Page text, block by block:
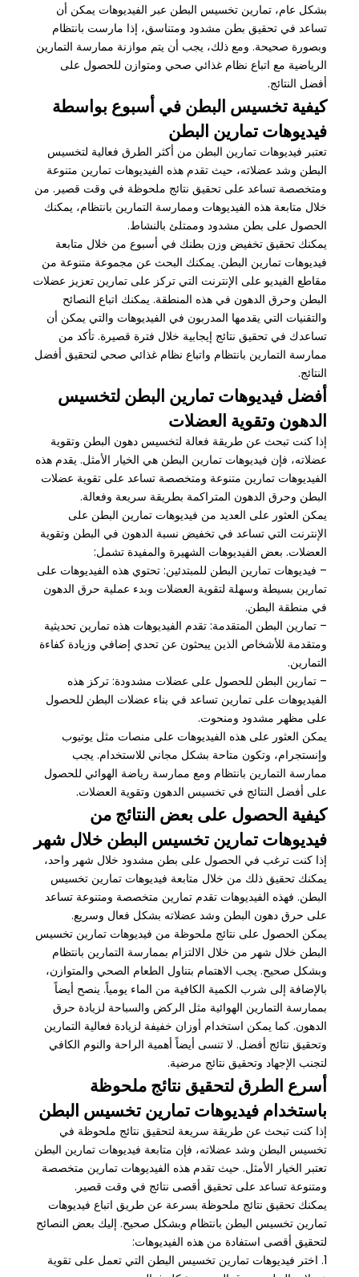
بشكل عام، تمارين تخسيس البطن عبر الفيديوهات يمكن أن
تساعد في تحقيق بطن مشدود ومتناسق، إذا مارست بانتظام
وبصورة صحيحة. ومع ذلك، يجب أن يتم موازنة ممارسة التمارين
الرياضية مع اتباع نظام غذائي صحي ومتوازن للحصول على
أفضل النتائج.
كيفية تخسيس البطن في أسبوع بواسطة
فيديوهات تمارين البطن
تعتبر فيديوهات تمارين البطن من أكثر الطرق فعالية لتخسيس
البطن وشد عضلاته، حيث تقدم هذه الفيديوهات تمارين متنوعة
ومتخصصة تساعد على تحقيق نتائج ملحوظة في وقت قصير. من
خلال متابعة هذه الفيديوهات وممارسة التمارين بانتظام، يمكنك
الحصول على بطن مشدود وممتلئ بالنشاط.
يمكنك تحقيق تخفيض وزن بطنك في أسبوع من خلال متابعة
فيديوهات تمارين البطن. يمكنك البحث عن مجموعة متنوعة من
مقاطع الفيديو على الإنترنت التي تركز على تمارين تعزيز عضلات
البطن وحرق الدهون في هذه المنطقة. يمكنك اتباع النصائح
والتقنيات التي يقدمها المدربون في الفيديوهات والتي يمكن أن
تساعدك في تحقيق نتائج إيجابية خلال فترة قصيرة. تأكد من
ممارسة التمارين بانتظام واتباع نظام غذائي صحي لتحقيق أفضل
النتائج.
أفضل فيديوهات تمارين البطن لتخسيس
الدهون وتقوية العضلات
إذا كنت تبحث عن طريقة فعالة لتخسيس دهون البطن وتقوية
عضلاته، فإن فيديوهات تمارين البطن هي الخيار الأمثل. يقدم هذه
الفيديوهات تمارين متنوعة ومتخصصة تساعد على تقوية عضلات
البطن وحرق الدهون المتراكمة بطريقة سريعة وفعالة.
يمكن العثور على العديد من فيديوهات تمارين البطن على
الإنترنت التي تساعد في تخفيض نسبة الدهون في البطن وتقوية
العضلات. بعض الفيديوهات الشهيرة والمفيدة تشمل:
– فيديوهات تمارين البطن للمبتدئين: تحتوي هذه الفيديوهات على
تمارين بسيطة وسهلة لتقوية العضلات وبدء عملية حرق الدهون
في منطقة البطن.
– تمارين البطن المتقدمة: تقدم الفيديوهات هذه تمارين تحديثية
ومتقدمة للأشخاص الذين يبحثون عن تحدي إضافي وزيادة كفاءة
التمارين.
– تمارين البطن للحصول على عضلات مشدودة: تركز هذه
الفيديوهات على تمارين تساعد في بناء عضلات البطن للحصول
على مظهر مشدود ومنحوت.
يمكن العثور على هذه الفيديوهات على منصات مثل يوتيوب
وإنستجرام، وتكون متاحة بشكل مجاني للاستخدام. يجب
ممارسة التمارين بانتظام ومع ممارسة رياضة الهوائي للحصول
على أفضل النتائج في تخسيس الدهون وتقوية العضلات.
كيفية الحصول على بعض النتائج من
فيديوهات تمارين تخسيس البطن خلال شهر
إذا كنت ترغب في الحصول على بطن مشدود خلال شهر واحد،
يمكنك تحقيق ذلك من خلال متابعة فيديوهات تمارين تخسيس
البطن. فهذه الفيديوهات تقدم تمارين متخصصة ومتنوعة تساعد
على حرق دهون البطن وشد عضلاته بشكل فعال وسريع.
يمكن الحصول على نتائج ملحوظة من فيديوهات تمارين تخسيس
البطن خلال شهر من خلال الالتزام بممارسة التمارين بانتظام
وبشكل صحيح. يجب الاهتمام بتناول الطعام الصحي والمتوازن،
بالإضافة إلى شرب الكمية الكافية من الماء يومياً. ينصح أيضاً
بممارسة التمارين الهوائية مثل الركض والسباحة لزيادة حرق
الدهون. كما يمكن استخدام أوزان خفيفة لزيادة فعالية التمارين
وتحقيق نتائج أفضل. لا تنسى أيضاً أهمية الراحة والنوم الكافي
لتجنب الإجهاد وتحقيق نتائج مرضية.
أسرع الطرق لتحقيق نتائج ملحوظة
باستخدام فيديوهات تمارين تخسيس البطن
إذا كنت تبحث عن طريقة سريعة لتحقيق نتائج ملحوظة في
تخسيس البطن وشد عضلاته، فإن متابعة فيديوهات تمارين البطن
تعتبر الخيار الأمثل. حيث تقدم هذه الفيديوهات تمارين متخصصة
ومتنوعة تساعد على تحقيق أقصى نتائج في وقت قصير.
يمكنك تحقيق نتائج ملحوظة بسرعة عن طريق اتباع فيديوهات
تمارين تخسيس البطن بانتظام وبشكل صحيح. إليك بعض النصائح
لتحقيق أقصى استفادة من هذه الفيديوهات:
1. اختر فيديوهات تمارين تخسيس البطن التي تعمل على تقوية